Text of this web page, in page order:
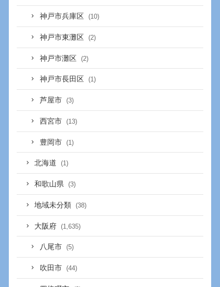
神戸市兵庫区 (10)
神戸市東灘区 (2)
神戸市灘区 (2)
神戸市長田区 (1)
芦屋市 (3)
西宮市 (13)
豊岡市 (1)
北海道 (1)
和歌山県 (3)
地域未分類 (38)
大阪府 (1,635)
八尾市 (5)
吹田市 (44)